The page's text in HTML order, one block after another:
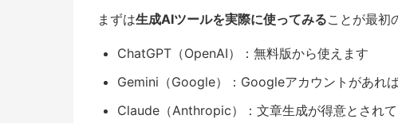
まずは生成AIツールを実際に使ってみることが最初
ChatGPT（OpenAI）：無料版から使えます
Gemini（Google）：Googleアカウントがあれ
Claude（Anthropic）：文章生成が得意とされ